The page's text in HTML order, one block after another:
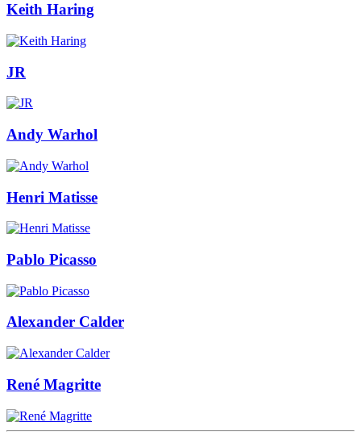
Keith Haring
JR
Andy Warhol
Henri Matisse
Pablo Picasso
Alexander Calder
René Magritte